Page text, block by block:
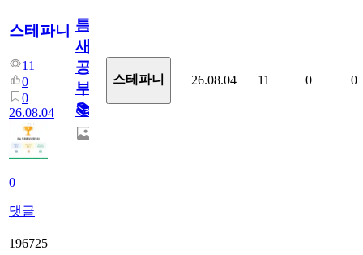
스테파니
11
0
0
26.08.04
0
댓글
틈
새
공
부!
📚
스테파니 26.08.04 11 0 0
196725